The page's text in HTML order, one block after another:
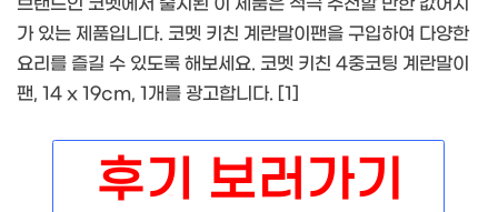
가 있는 제품입니다. 코멧 키친 계란말이팬을 구입하여 다양한
요리를 즐길 수 있도록 해보세요. 코멧 키친 4중코팅 계란말이
팬, 14 x 19cm, 1개를 광고합니다. [1]